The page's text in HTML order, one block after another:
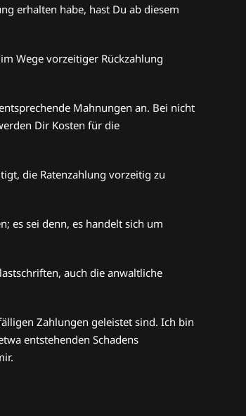
erhalten habe, hast Du ab diesem
Wege vorzeitiger Rückzahlung
Mahnungen an. Bei nicht
Dir Kosten für die
die Ratenzahlung vorzeitig zu
es sei denn, es handelt sich um
auch die anwaltliche
Zahlungen geleistet sind. Ich bin
entstehenden Schadens